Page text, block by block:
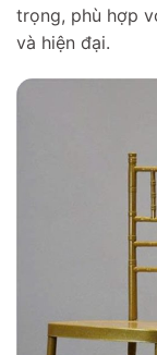
trọng, phù hợp
và hiện đại.